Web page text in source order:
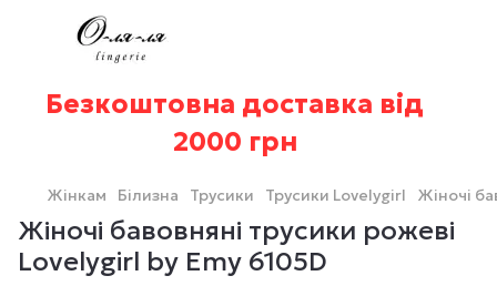
Безкоштовна доставка від
2000 грн
Жінкам Білизна Трусики Трусики Lovelygirl Жіночі
Жіночі бавовняні трусики рожеві
Lovelygirl by Emy 6105D